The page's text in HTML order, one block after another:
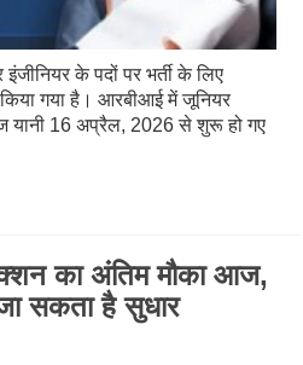
के पदों पर भर्ती के लिए
गया है। आरबीआई में जूनियर
यानी 16 अप्रैल, 2026 से शुरू हो गए
का अंतिम मौका आज,
सकता है सुधार